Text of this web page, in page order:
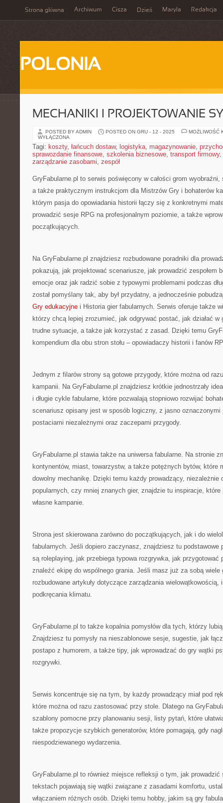
Strona główna Archiwum Cisza Dzień Maryla Redakcja
POLONIA
MECHANIKI I PROJEKTOWANIE
POSTED BY ADMIN POSTED ON GRU - 12 - 2025
MOŻLIWOŚĆ
WYŁĄCZONA
Tagi: koszty, łańcuch dostaw, logistyka, magazynowanie,
sprawozdanie finansowe, szkolenia biznesowe, transport firmowy,
zarządzanie zasobami, zespół
GryFabularne.pl to serwis poświęcony w całości grom
a także praktycznym instrukcjom dla Mistrzów Gry i bohaterów
którym pasja do opowiadania historii łączy się z konkretnymi
prowadzić sesje RPG na profesjonalnym poziomie, a także
początkujących.
Na GryFabularne.pl znajdziesz rozbudowane poradniki dla
pokazują, jak projektować scenariusze, jak prowadzić zespołem
emocje oraz jak radzić sobie z typowymi problemami podczas
został pomyślany tak, aby był przydatny, a jednocześnie
Gry edukacyjne i Historia gier fabularnych. Serwis oferuje także
którzy chcą lepiej zrozumieć, jak odgrywać postać, jak działać w
trudne sytuacje, a także jak korzystać z zasad. Dzięki temu
kompendium dla obu stron stołu – opowiadaczy historii i fanów
Jednym z filarów strony są gotowe przygody, które można od
kampanii. Na GryFabularne.pl znajdziesz krótkie jednostrzały
i długie cykle fabularne, które pozwalają stopniowo rozwijać
scenariusz opisany jest w sposób logiczny, z jasno
postaciami niezależnymi oraz zaczepami przygody.
GryFabularne.pl stawia także na uniwersa fabularne. Na stronie
kontynentów, miast, towarzystw, a także potężnych bytów, które
dowolny mechanikę. Dzięki temu każdy prowadzący, niezależnie
popularnych, czy mniej znanych gier, znajdzie tu inspiracje, które
własne kampanie.
Strona jest skierowana zarówno do początkujących, jak i do
fabularnych. Jeśli dopiero zaczynasz, znajdziesz tu podstawowe
są roleplaying, jak przebiega typowa rozgrywka, jak przygotować
znaleźć ekipę do wspólnego grania. Jeśli masz już za sobą
rozbudowane artykuły dotyczące zarządzania wielowątkowością,
podkręcania klimatu.
GryFabularne.pl to także kopalnia pomysłów dla tych, którzy
Znajdziesz tu pomysły na nieszablonowe sesje, sugestie, jak
postapo z humorem, a także tipy, jak wprowadzać do gry wątki
rozgrywki.
Serwis koncentruje się na tym, by każdy prowadzący miał pod
które można od razu zastosować przy stole. Dlatego na
szablony pomocne przy planowaniu sesji, listy pytań, które
także propozycje szybkich generatorów, które pomagają, gdy
niespodziewanego wydarzenia.
GryFabularne.pl to również miejsce refleksji o tym, jak prowadzić
tekstach pojawiają się wątki związane z zasadami komfortu,
włączaniem różnych osób. Dzięki temu hobby, jakim są gry